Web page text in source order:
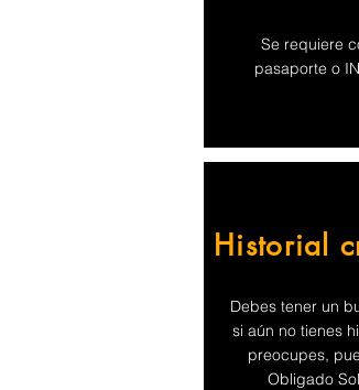
Se requiere
pasaporte o
Historial
Debes tener un
si aún no tienes
preocupes,
Obligado